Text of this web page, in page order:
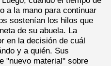
a la mano para continuar
sostenían los hilos que
de su abuela. La
en la decisión de cuál
y a quién. Sus
"nuevo material" sobre